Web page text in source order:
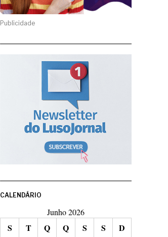
Publicidade
CALENDÁRIO
Junho 2026
S T Q Q S S D